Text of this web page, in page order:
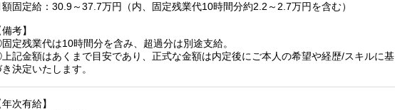
額固定給：30.9～37.7万円（内、固定残業代10時間分約2.2～2.7万円を含む）
備考】
定残業代は10時間分を含み、超過分は別途支給。
記金額はあくまで目安であり、正式な金額は内定後にご本人の希望や経歴/スキルに基
決定いたします。
年次有給】